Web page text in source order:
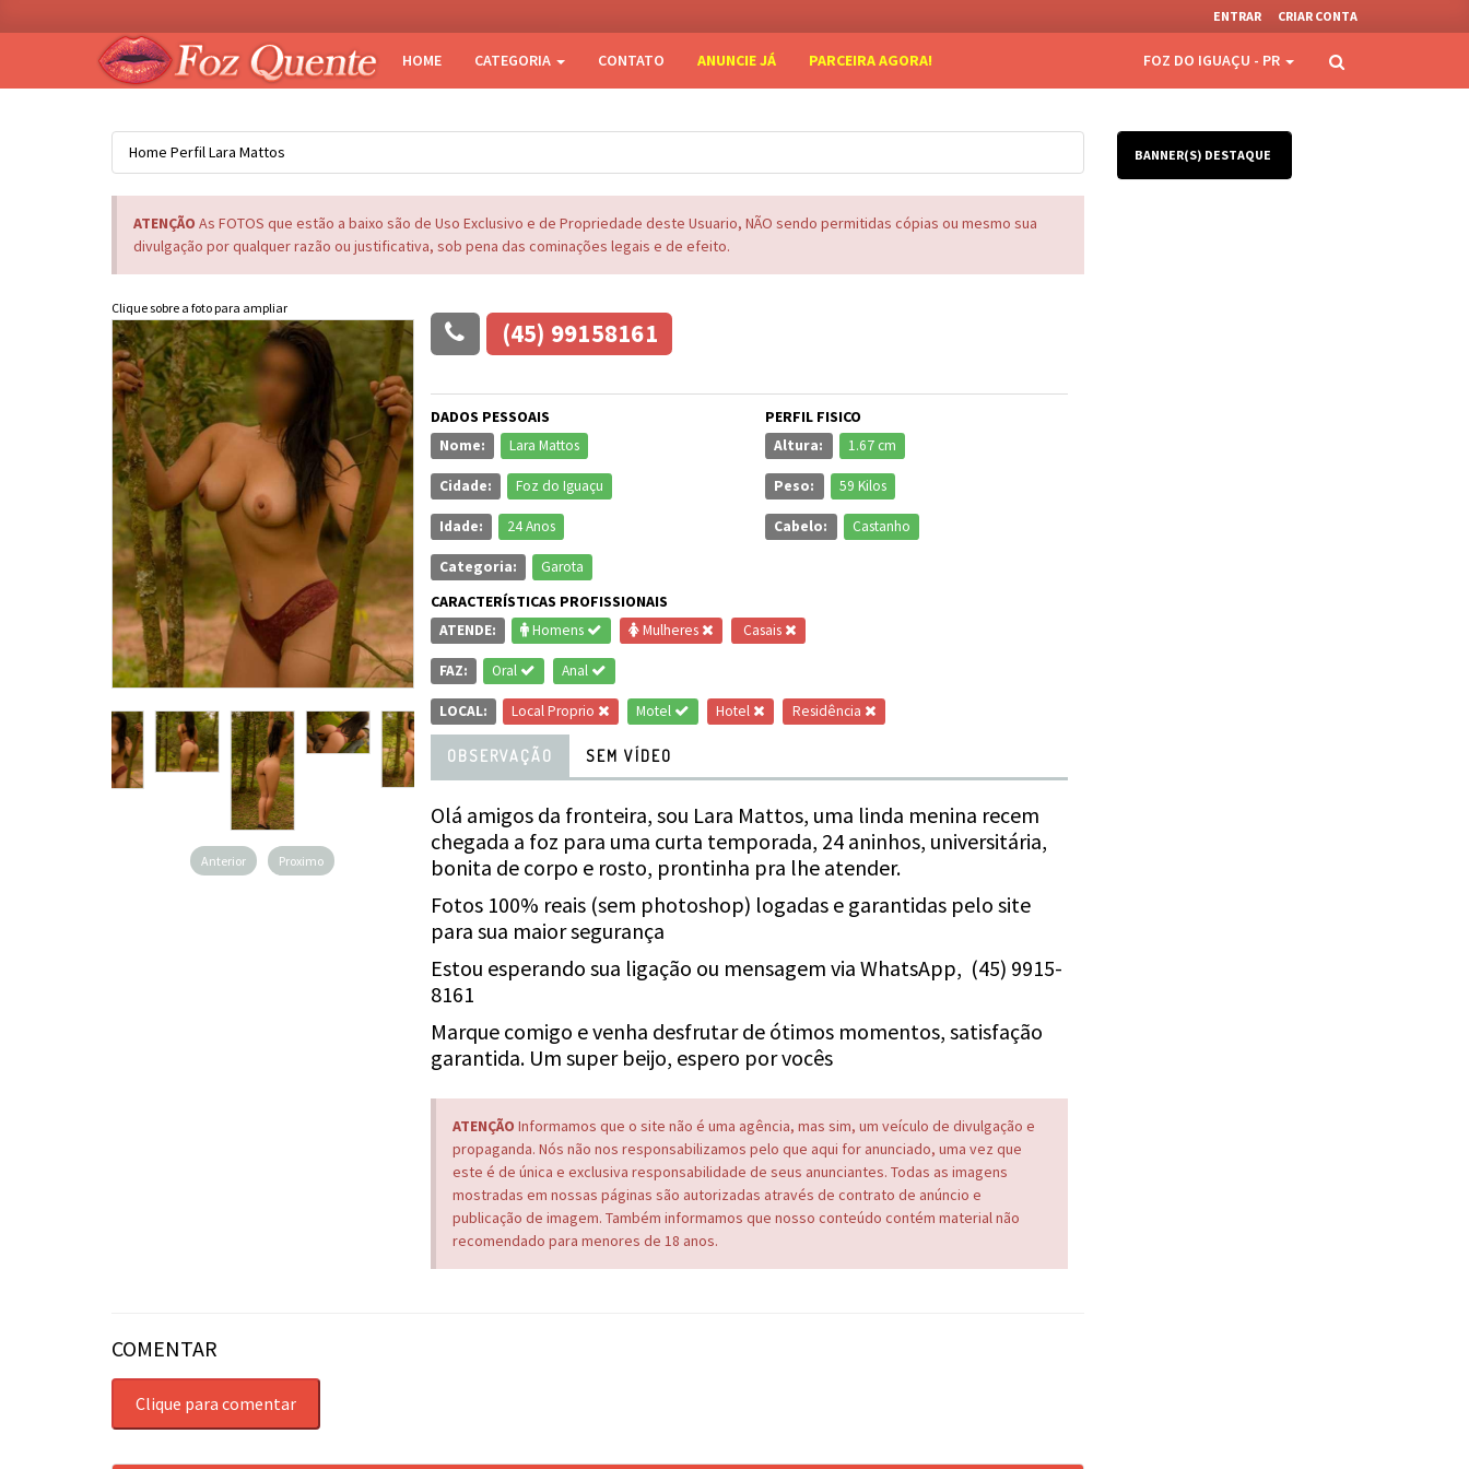
ENTRAR CRIAR CONTA
HOME CATEGORIA CONTATO ANUNCIE JÁ PARCEIRA AGORA! FOZ DO IGUAÇU - PR
Home PerfilLara Mattos
ATENÇÃO As FOTOS que estão a baixo são de Uso Exclusivo e de Propriedade deste Usuario, NÃO sendo permitidas cópias ou mesmo sua
divulgação por qualquer razão ou justificativa, sob pena das cominações legais e de efeito.
Clique sobre a foto para ampliar
Anterior Proximo
(45) 99158161
DADOS PESSOAIS
Nome: Lara Mattos
Cidade: Foz do Iguaçu
Idade: 24 Anos
Categoria: Garota
PERFIL FISICO
Altura: 1.67 cm
Peso: 59 Kilos
Cabelo: Castanho
CARACTERÍSTICAS PROFISSIONAIS
ATENDE: Homens Mulheres Casais
FAZ: Oral Anal
LOCAL: Local Proprio Motel Hotel Residência
OBSERVAÇÃO SEM VÍDEO
Olá amigos da fronteira, sou Lara Mattos, uma linda menina recem
chegada a foz para uma curta temporada, 24 aninhos, universitária,
bonita de corpo e rosto, prontinha pra lhe atender.
Fotos 100% reais (sem photoshop) logadas e garantidas pelo site
para sua maior segurança
Estou esperando sua ligação ou mensagem via WhatsApp, (45) 9915-
8161
Marque comigo e venha desfrutar de ótimos momentos, satisfação
garantida. Um super beijo, espero por vocês
ATENÇÃO Informamos que o site não é uma agência, mas sim, um veículo de divulgação e
propaganda. Nós não nos responsabilizamos pelo que aqui for anunciado, uma vez que
este é de única e exclusiva responsabilidade de seus anunciantes. Todas as imagens
mostradas em nossas páginas são autorizadas através de contrato de anúncio e
publicação de imagem. Também informamos que nosso conteúdo contém material não
recomendado para menores de 18 anos.
COMENTAR
Clique para comentar
BANNER(S) DESTAQUE